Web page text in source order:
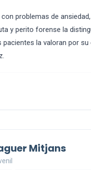
problemas de
y perito forense la
la valoran por
Mitjans